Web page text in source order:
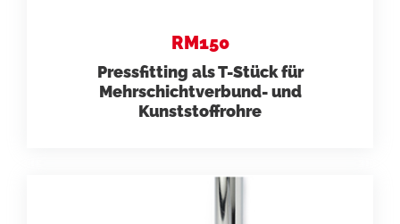
RM150
Pressfitting als T-Stück für
Mehrschichtverbund- und
Kunststoffrohre